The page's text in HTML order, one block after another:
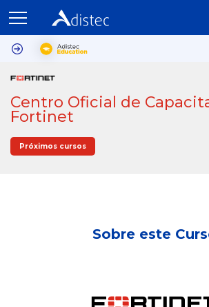
Centro Oficial de
Fortinet
Próximos cursos
Sobre este